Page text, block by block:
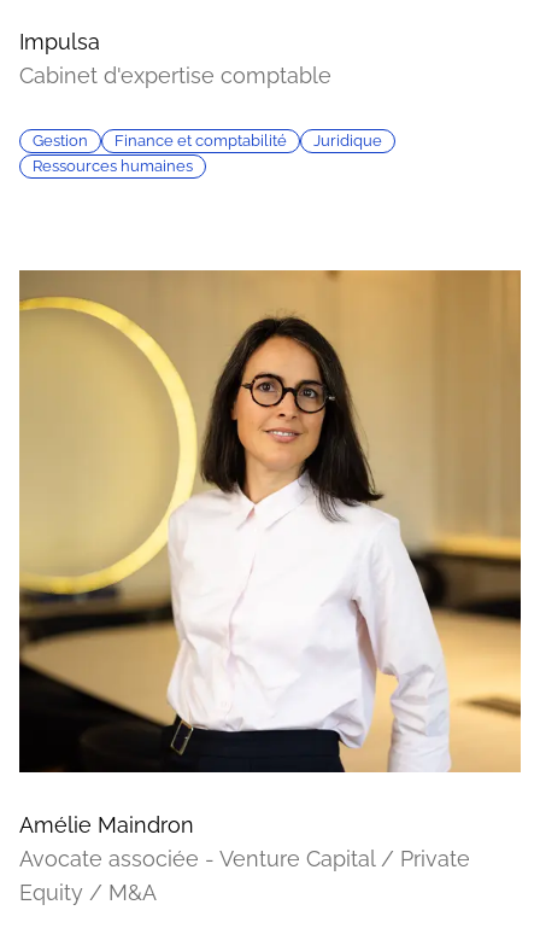
Impulsa
Cabinet d'expertise comptable
Gestion Finance et comptabilité
Juridique
Ressources humaines
Amélie Maindron
Avocate associée - Venture Capital / Private
Equity / M&A